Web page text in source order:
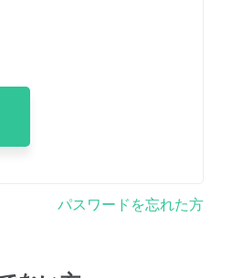
パスワードを忘れた方